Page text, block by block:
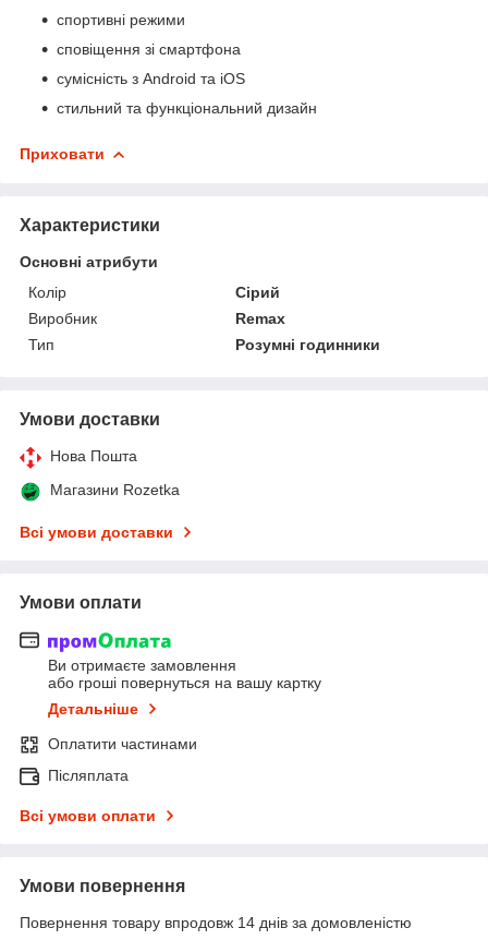
спортивні режими
сповіщення зі смартфона
сумісність з Android та iOS
стильний та функціональний дизайн
Приховати
Характеристики
Основні атрибути
Колір
Сірий
Виробник
Remax
Тип
Розумні годинники
Умови доставки
Нова Пошта
Магазини Rozetka
Всі умови доставки
Умови оплати
Ви отримаєте замовлення
або гроші повернуться на вашу картку
Детальніше
Оплатити частинами
Післяплата
Всі умови оплати
Умови повернення
Повернення товару впродовж 14 днів за домовленістю